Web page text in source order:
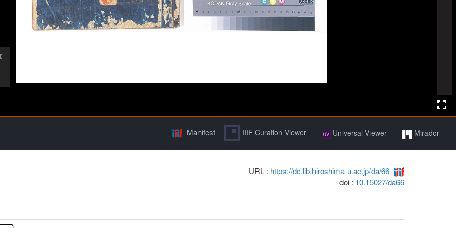
Manifest IIIF Curation Viewer Universal Viewer Mirador
URL : https://dc.lib.hiroshima-u.ac.jp/da/66
doi : 10.15027/da66